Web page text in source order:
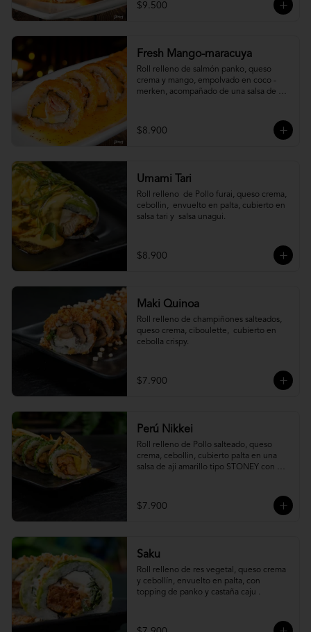
$9.500
Fresh Mango-maracuya
Roll relleno de salmón panko, queso
crema y mango, empolvado en coco -
merken, acompañado de una salsa de
$8.900
Umami Tari
Roll relleno  de Pollo furai, queso crema,
cebollin,  envuelto en palta, cubierto en
salsa tari y  salsa unagui.
$8.900
Maki Quinoa
​Roll relleno de champiñones salteados,
queso crema, ciboulette,  cubierto en
cebolla crispy.
$7.900
Perú Nikkei
Roll relleno de Pollo salteado, queso
crema, cebollin, cubierto palta en una
salsa de aji amarillo tipo STONEY con
$7.900
Saku
Roll relleno de res vegetal, queso crema
y cebollín, envuelto en palta, con
topping de panko y castaña caju .